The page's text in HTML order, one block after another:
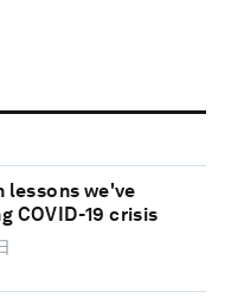
lessons we've
COVID-19 crisis